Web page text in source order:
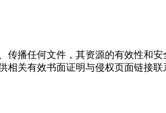
播任何文件，其资源的有效性和
关有效书面证明与侵权页面链接联